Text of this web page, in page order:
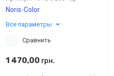
Noris-Color
Все параметры
Сравнить
1 470,00 грн.